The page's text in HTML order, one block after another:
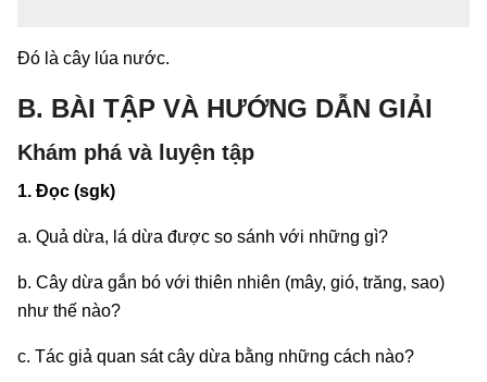
Đó là cây lúa nước.
B. BÀI TẬP VÀ HƯỚNG DẪN GIẢI
Khám phá và luyện tập
1. Đọc (sgk)
a. Quả dừa, lá dừa được so sánh với những gì?
b. Cây dừa gắn bó với thiên nhiên (mây, gió, trăng, sao)
như thế nào?
c. Tác giả quan sát cây dừa bằng những cách nào?